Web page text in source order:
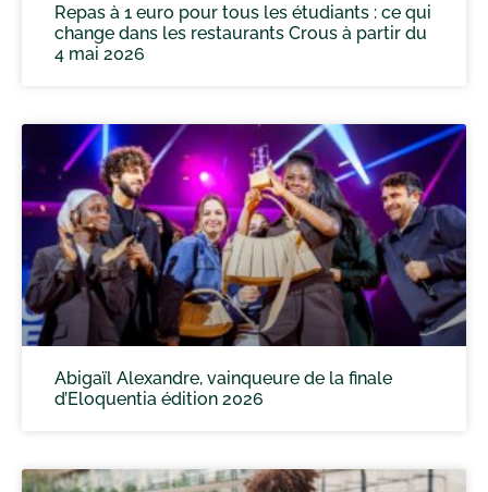
Repas à 1 euro pour tous les étudiants : ce qui
change dans les restaurants Crous à partir du
4 mai 2026
Abigaïl Alexandre, vainqueure de la finale
d’Eloquentia édition 2026